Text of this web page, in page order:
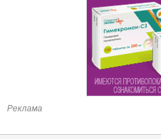
Реклама